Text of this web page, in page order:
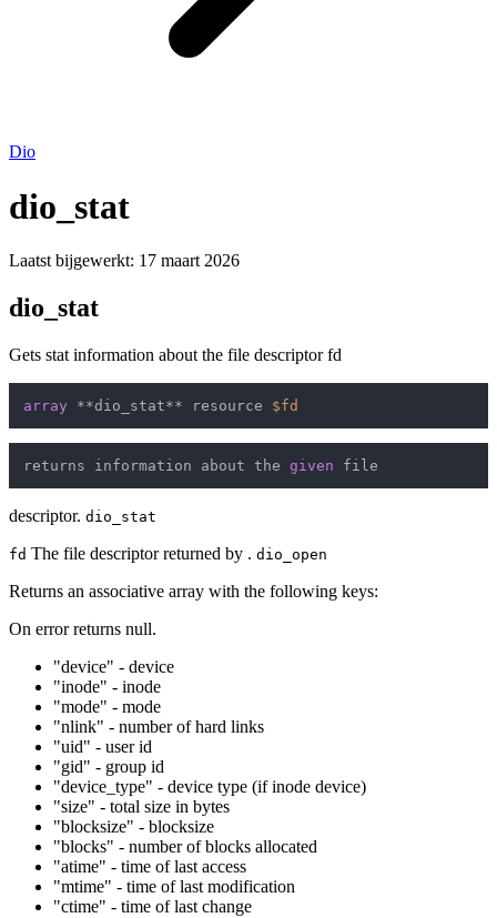
Dio
dio_stat
Laatst bijgewerkt: 17 maart 2026
dio_stat
Gets stat information about the file descriptor fd
array **dio_stat** resource $fd
returns information about the given
descriptor. dio_stat
fd The file descriptor returned by . dio_open
Returns an associative array with the following keys:
On error returns null.
"device" - device
"inode" - inode
"mode" - mode
"nlink" - number of hard links
"uid" - user id
"gid" - group id
"device_type" - device type (if inode device)
"size" - total size in bytes
"blocksize" - blocksize
"blocks" - number of blocks allocated
"atime" - time of last access
"mtime" - time of last modification
"ctime" - time of last change